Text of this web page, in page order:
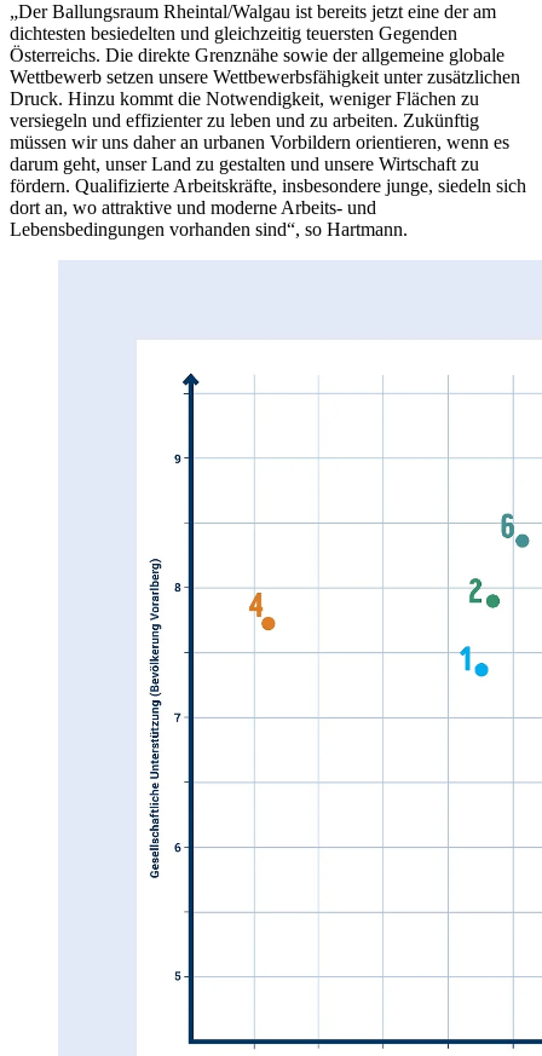
„Der Ballungsraum Rheintal/Walgau ist bereits jetzt eine der am
dichtesten besiedelten und gleichzeitig teuersten Gegenden
Österreichs. Die direkte Grenznähe sowie der allgemeine globale
Wettbewerb setzen unsere Wettbewerbsfähigkeit unter zusätzlichen
Druck. Hinzu kommt die Notwendigkeit, weniger Flächen zu
versiegeln und effizienter zu leben und zu arbeiten. Zukünftig
müssen wir uns daher an urbanen Vorbildern orientieren, wenn es
darum geht, unser Land zu gestalten und unsere Wirtschaft zu
fördern. Qualifizierte Arbeitskräfte, insbesondere junge, siedeln sich
dort an, wo attraktive und moderne Arbeits- und
Lebensbedingungen vorhanden sind“, so Hartmann.